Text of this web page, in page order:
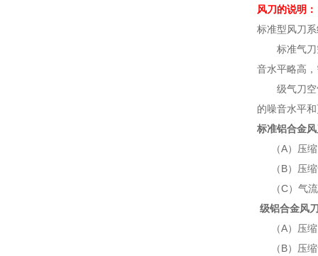
风刀的说明：
标准型风刀
标准气刀空
音水平略高
级气刀空气
的噪音水平
标准铝合金
（A）压缩
（B）压缩
（C）气流
级铝合金风
（A）压缩
（B）压缩